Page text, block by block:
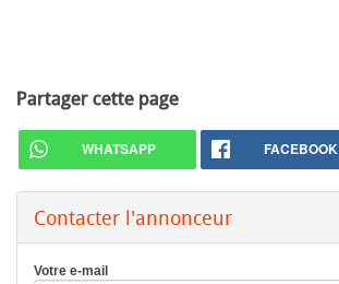
Partager cette page
WHATSAPP FACEBOOK
Contacter l'annonceur
Votre e-mail